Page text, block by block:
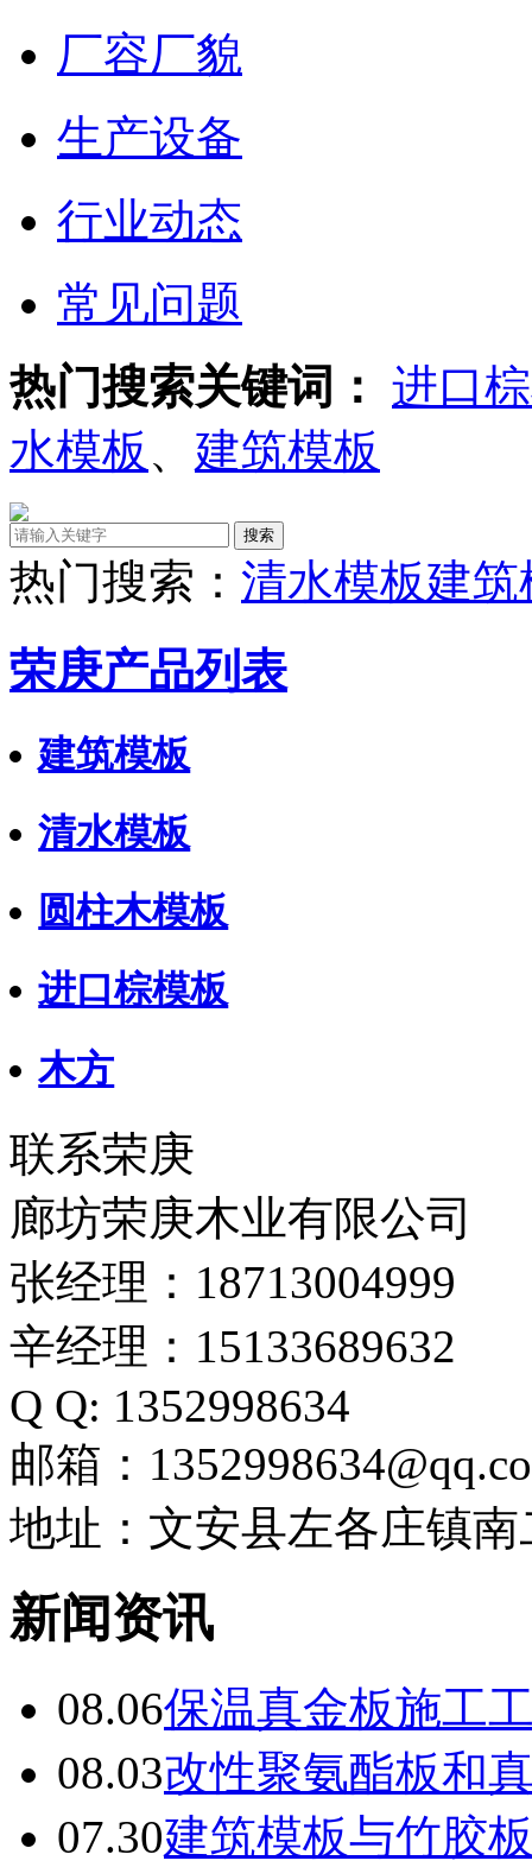
厂容厂貌
生产设备
行业动态
常见问题
热门搜索关键词： 进口
水模板 、 建筑模板
热门搜索： 清水模板建筑
荣庚产品列表
建筑模板
清水模板
圆柱木模板
进口棕模板
木方
联系荣庚
廊坊荣庚木业有限公司
张经理：18713004999
辛经理：15133689632
Q Q: 1352998634
邮箱：
地址：文安县左各庄镇
新闻资讯
08.06保温真金板施工
08.03改性聚氨酯板和
07.30建筑模板与竹胶